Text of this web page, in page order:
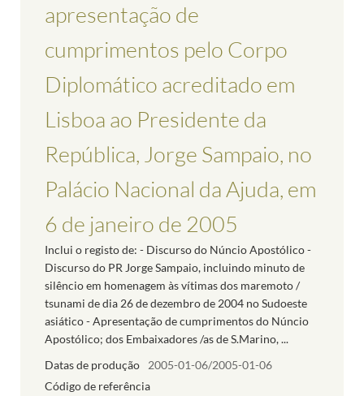
apresentação de
cumprimentos pelo Corpo
Diplomático acreditado em
Lisboa ao Presidente da
República, Jorge Sampaio, no
Palácio Nacional da Ajuda, em
6 de janeiro de 2005
Inclui o registo de: - Discurso do Núncio Apostólico -
Discurso do PR Jorge Sampaio, incluindo minuto de
silêncio em homenagem às vítimas dos maremoto /
tsunami de dia 26 de dezembro de 2004 no Sudoeste
asiático - Apresentação de cumprimentos do Núncio
Apostólico; dos Embaixadores /as de S.Marino, ...
Datas de produção
2005-01-06/2005-01-06
Código de referência